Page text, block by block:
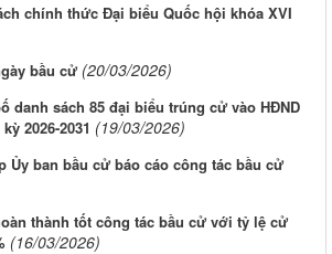
chính thức Đại biểu Quốc hội khóa XVI
bầu cử (20/03/2026)
danh sách 85 đại biểu trúng cử vào HĐND
2026-2031 (19/03/2026)
Ủy ban bầu cử báo cáo công tác bầu cử
thành tốt công tác bầu cử với tỷ lệ cử
(16/03/2026)